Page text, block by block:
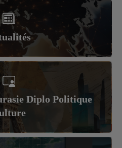
Diplo Politique